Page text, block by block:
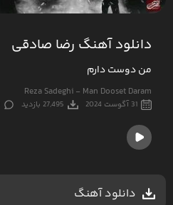
دانلود آهنگ رضا صادقی
من دوست دارم
Reza Sadeghi - Man Dooset Daram
31 آگوست 2024 27,495 بازدید
دانلود آهنگ